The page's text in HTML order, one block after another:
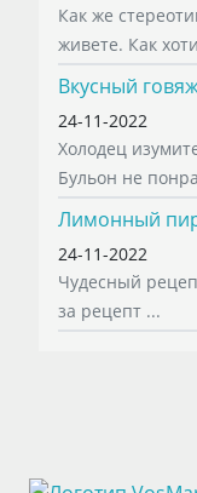
Как же
живете. Как
Вкусный
24-11-2022
Холодец
Бульон не
Лимонный
24-11-2022
Чудесный
за рецепт ...